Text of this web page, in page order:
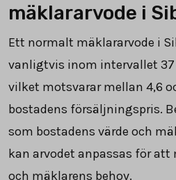
mäklararvode i
Ett normalt mäklararvode i
vanligtvis inom intervallet
vilket motsvarar mellan 4,6
bostadens försäljningspris.
som bostadens värde och
kan arvodet anpassas för att
och mäklarens behov.